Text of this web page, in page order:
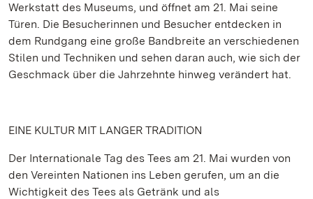
Werkstatt des Museums, und öffnet am 21. Mai seine
Türen. Die Besucherinnen und Besucher entdecken in
dem Rundgang eine große Bandbreite an verschiedenen
Stilen und Techniken und sehen daran auch, wie sich der
Geschmack über die Jahrzehnte hinweg verändert hat.
EINE KULTUR MIT LANGER TRADITION
Der Internationale Tag des Tees am 21. Mai wurden von
den Vereinten Nationen ins Leben gerufen, um an die
Wichtigkeit des Tees als Getränk und als